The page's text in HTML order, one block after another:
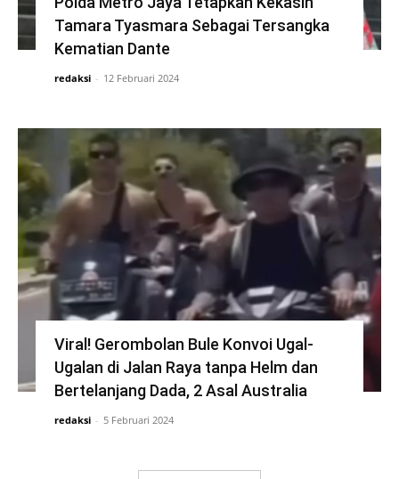
Tamara Tyasmara Sebagai Tersangka
Kematian Dante
redaksi - 12 Februari 2024
Viral! Gerombolan Bule Konvoi Ugal-
Ugalan di Jalan Raya tanpa Helm dan
Bertelanjang Dada, 2 Asal Australia
redaksi - 5 Februari 2024